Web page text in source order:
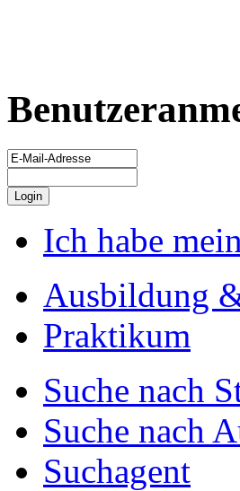
Ich habe
Ausbildung
Praktikum
Suche nach
Suche nach
Suchagent